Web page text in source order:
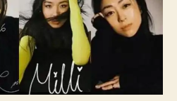
b
i
c
a
ç
o
n
C
L
,